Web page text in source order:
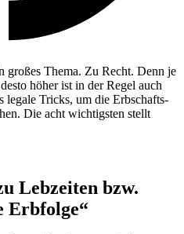
großes Thema. Zu Recht. Denn je
höher ist in der Regel auch
legale Tricks, um die Erbschafts-
Die acht wichtigsten stellt
Lebzeiten bzw.
Erbfolge“